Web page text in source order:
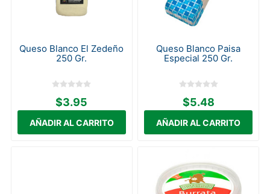
Queso Blanco El Zedeño
250 Gr.
$3.95
Queso Blanco Paisa
Especial 250 Gr.
$5.48